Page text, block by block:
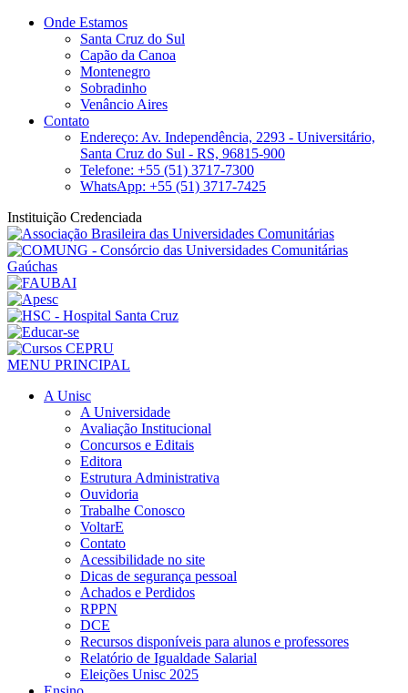
Onde Estamos
Santa Cruz do Sul
Capão da Canoa
Montenegro
Sobradinho
Venâncio Aires
Contato
Endereço: Av. Independência, 2293 - Universitário,
Santa Cruz do Sul - RS, 96815-900
Telefone: +55 (51) 3717-7300
WhatsApp: +55 (51) 3717-7425
Instituição Credenciada
MENU PRINCIPAL
A Unisc
A Universidade
Avaliação Institucional
Concursos e Editais
Editora
Estrutura Administrativa
Ouvidoria
Trabalhe Conosco
VoltarE
Contato
Acessibilidade no site
Dicas de segurança pessoal
Achados e Perdidos
RPPN
DCE
Recursos disponíveis para alunos e professores
Relatório de Igualdade Salarial
Eleições Unisc 2025